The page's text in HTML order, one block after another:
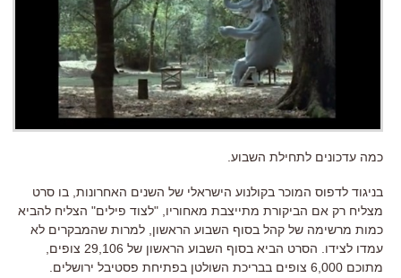
כמה עדכונים לתחילת השבוע.
בניגוד לדפוס המוכר בקולנוע הישראלי של השנים האחרונות, בו סרט
מצליח רק אם הביקורת מתייצבת מאחוריו, "לצוד פילים" הצליח להביא
כמות מרשימה של קהל בסוף השבוע הראשון, למרות שהמבקרים לא
עמדו לצידו. הסרט הביא בסוף השבוע הראשון של 29,106 צופים,
מתוכם 6,000 צופים בבריכת השולטן בפתיחת פסטיבל ירושלים.